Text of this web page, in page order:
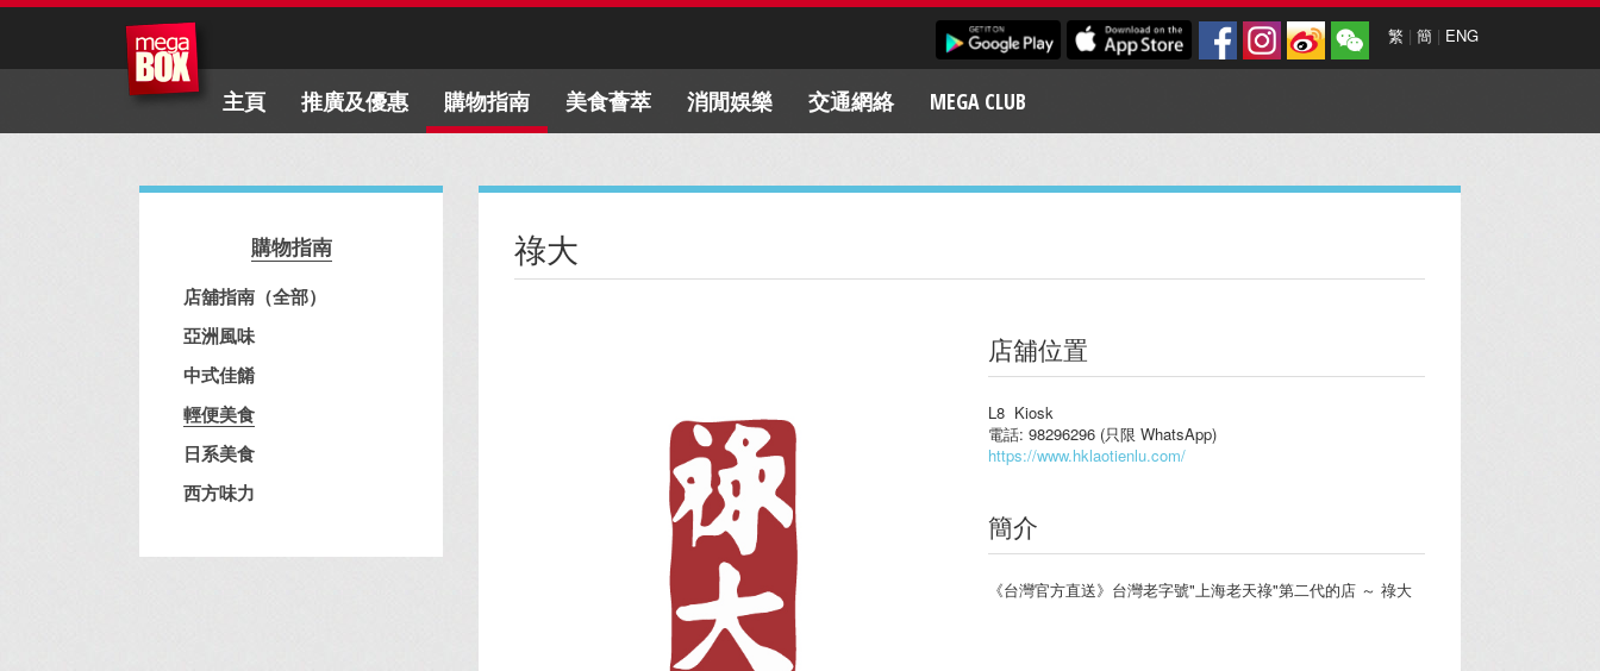
繁 | 簡 | ENG
主頁 推廣及優惠 購物指南 美食薈萃 消閒娛樂 交通網絡 MEGA CLUB
購物指南
店舖指南（全部）
亞洲風味
中式佳餚
輕便美食
日系美食
西方味力
祿大
店舖位置
L8 Kiosk
電話: 98296296 (只限 WhatsApp)
https://www.hklaotienlu.com/
簡介
《台灣官方直送》台灣老字號"上海老天祿"第二代的店 ～ 祿大